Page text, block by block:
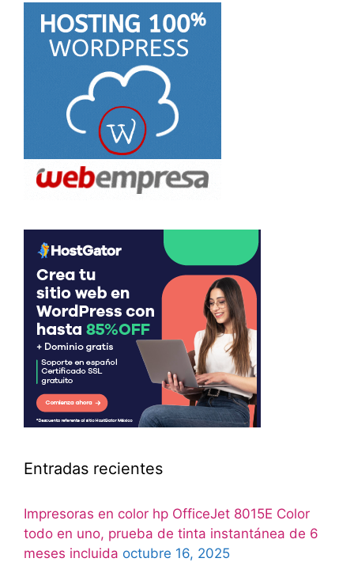
Entradas recientes
Impresoras en color hp OfficeJet 8015E Color
todo en uno, prueba de tinta instantánea de 6
meses incluida octubre 16, 2025